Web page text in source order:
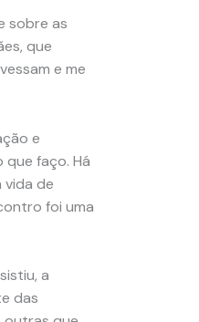
sobre as
que
e me
e
que faço. Há
vida de
foi uma
a
das